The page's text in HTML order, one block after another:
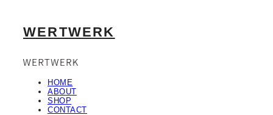
WERTWERK
HOME
ABOUT
SHOP
CONTACT